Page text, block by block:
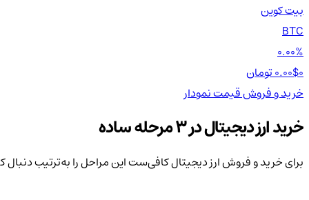
بیت کوین
BTC
0.00%
0.00$0 تومان
خرید و فروشقیمتنمودار
خرید ارز دیجیتال در 3 مرحله ساده
برای خرید و فروش ارز دیجیتال کافی‌ست این مراحل را به‌ترتیب دنبال